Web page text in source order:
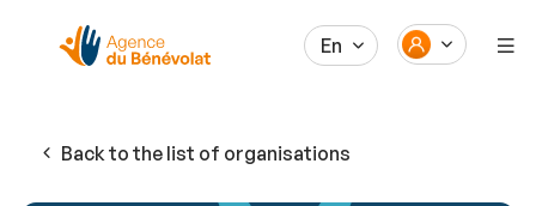
En
Back to the list of organisations